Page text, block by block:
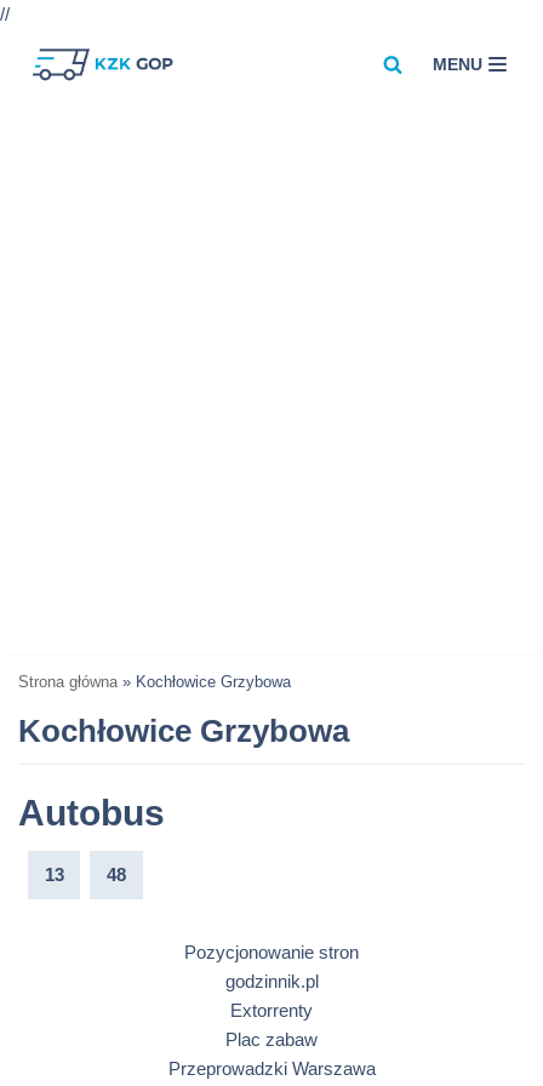
//
MENU
Strona główna » Kochłowice Grzybowa
Kochłowice Grzybowa
Autobus
13 48
Pozycjonowanie stron
godzinnik.pl
Extorrenty
Plac zabaw
Przeprowadzki Warszawa